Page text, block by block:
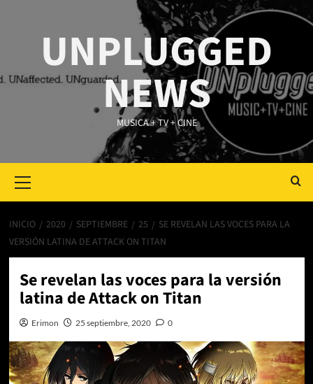
UNPLUGGED
NEWS
MUSICA + TV + CINE
Menu
INICIO 2020 SEPTIEMBRE 25
SE REVELAN LAS VOCES PARA LA
VERSIÓN LATINA DE ATTACK ON TITAN
Se revelan las voces para la versión
latina de Attack on Titan
Erimon 25 septiembre, 2020 0